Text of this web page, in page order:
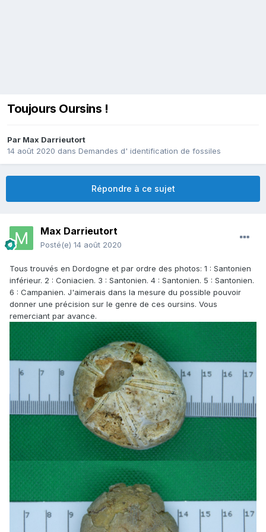
Toujours Oursins !
Par Max Darrieutort
14 août 2020 dans Demandes d' identification de fossiles
Répondre à ce sujet
Max Darrieutort
Posté(e) 14 août 2020
Tous trouvés en Dordogne et par ordre des photos: 1 : Santonien
inférieur. 2 : Coniacien. 3 : Santonien. 4 : Santonien. 5 : Santonien.
6 : Campanien. J'aimerais dans la mesure du possible pouvoir
donner une précision sur le genre de ces oursins. Vous
remerciant par avance.